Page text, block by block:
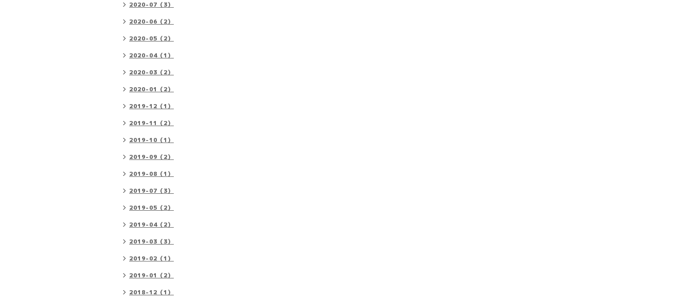
2020-07（3）
2020-06（2）
2020-05（2）
2020-04（1）
2020-03（2）
2020-01（2）
2019-12（1）
2019-11（2）
2019-10（1）
2019-09（2）
2019-08（1）
2019-07（3）
2019-05（2）
2019-04（2）
2019-03（3）
2019-02（1）
2019-01（2）
2018-12（1）